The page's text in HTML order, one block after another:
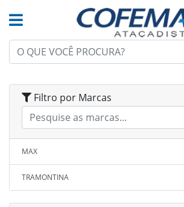
Filtro por Marcas
MAX
TRAMONTINA